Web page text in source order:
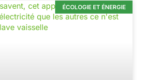
ÉCOLOGIE ET ÉNERGIE